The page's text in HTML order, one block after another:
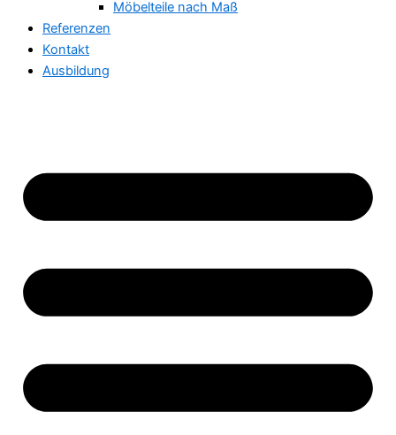
Möbelteile nach Maß
Referenzen
Kontakt
Ausbildung